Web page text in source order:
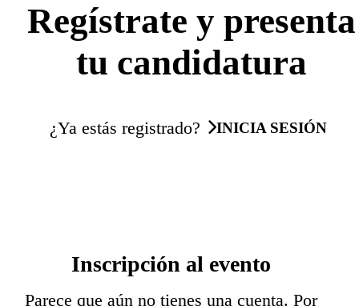
Regístrate y presenta
tu candidatura
¿Ya estás registrado? INICIA SESIÓN
Inscripción al evento
Parece que aún no tienes una cuenta. Por